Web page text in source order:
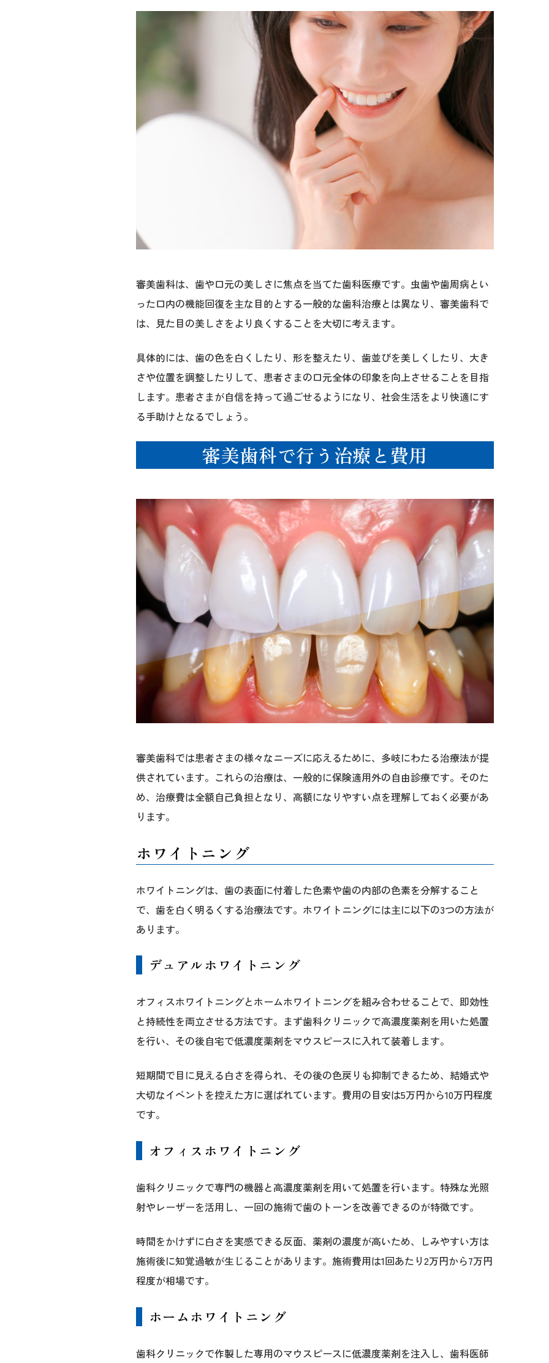
審美歯科は、歯や口元の美しさに焦点を当てた歯科医療です。虫歯や歯周病とい
った口内の機能回復を主な目的とする一般的な歯科治療とは異なり、審美歯科で
は、見た目の美しさをより良くすることを大切に考えます。
具体的には、歯の色を白くしたり、形を整えたり、歯並びを美しくしたり、大き
さや位置を調整したりして、患者さまの口元全体の印象を向上させることを目指
します。患者さまが自信を持って過ごせるようになり、社会生活をより快適にす
る手助けとなるでしょう。
審美歯科で行う治療と費用
審美歯科では患者さまの様々なニーズに応えるために、多岐にわたる治療法が提
供されています。これらの治療は、一般的に保険適用外の自由診療です。そのた
め、治療費は全額自己負担となり、高額になりやすい点を理解しておく必要があ
ります。
ホワイトニング
ホワイトニングは、歯の表面に付着した色素や歯の内部の色素を分解すること
で、歯を白く明るくする治療法です。ホワイトニングには主に以下の3つの方法が
あります。
デュアルホワイトニング
オフィスホワイトニングとホームホワイトニングを組み合わせることで、即効性
と持続性を両立させる方法です。まず歯科クリニックで高濃度薬剤を用いた処置
を行い、その後自宅で低濃度薬剤をマウスピースに入れて装着します。
短期間で目に見える白さを得られ、その後の色戻りも抑制できるため、結婚式や
大切なイベントを控えた方に選ばれています。費用の目安は5万円から10万円程度
です。
オフィスホワイトニング
歯科クリニックで専門の機器と高濃度薬剤を用いて処置を行います。特殊な光照
射やレーザーを活用し、一回の施術で歯のトーンを改善できるのが特徴です。
時間をかけずに白さを実感できる反面、薬剤の濃度が高いため、しみやすい方は
施術後に知覚過敏が生じることがあります。施術費用は1回あたり2万円から7万円
程度が相場です。
ホームホワイトニング
歯科クリニックで作製した専用のマウスピースに低濃度薬剤を注入し、歯科医師